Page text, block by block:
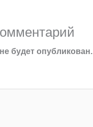
будет опубликован.